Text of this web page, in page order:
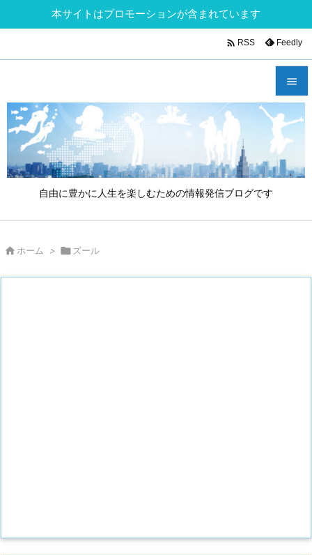
本サイトはプロモーションが含まれています
自由に豊かに人生を楽しむための情報発信ブログです


メニュ

サイド


 RSS Feedly
ホーム >  ズール